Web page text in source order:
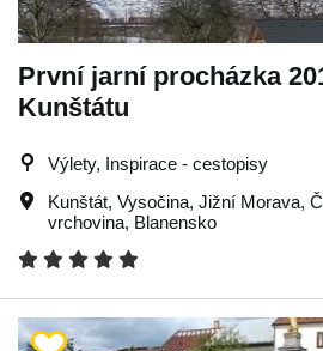
První jarní procházka
Kunštátu
Výlety, Inspirace - cestopisy
Kunštát, Vysočina, Jižní Morava,
vrchovina, Blanensko